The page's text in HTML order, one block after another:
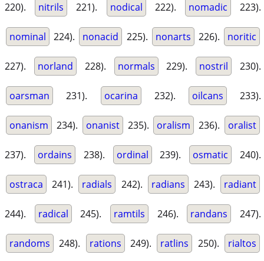
220). nitrils 221). nodical 222). nomadic 223).
nominal 224). nonacid 225). nonarts 226). noritic
227). norland 228). normals 229). nostril 230).
oarsman 231). ocarina 232). oilcans 233).
onanism 234). onanist 235). oralism 236). oralist
237). ordains 238). ordinal 239). osmatic 240).
ostraca 241). radials 242). radians 243). radiant
244). radical 245). ramtils 246). randans 247).
randoms 248). rations 249). ratlins 250). rialtos